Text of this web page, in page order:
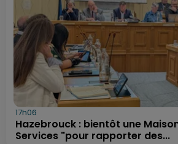
17h06
Hazebrouck : bientôt une
Services "pour rapporter des...